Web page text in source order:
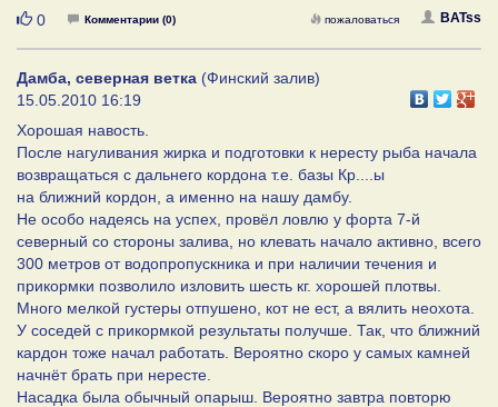
Нравится
0 Комментарии (0) BATss
пожаловаться
Дамба, северная ветка (Финский залив)
15.05.2010 16:19
Хорошая навость.
После нагуливания жирка и подготовки к нересту рыба начала
возвращаться с дальнего кордона т.е. базы Кр....ы
на ближний кордон, а именно на нашу дамбу.
Не особо надеясь на успех, провёл ловлю у форта 7-й
северный со стороны залива, но клевать начало активно, всего
300 метров от водопропускника и при наличии течения и
прикормки позволило изловить шесть кг. хорошей плотвы.
Много мелкой густеры отпушено, кот не ест, а вялить неохота.
У соседей с прикормкой результаты получше. Так, что ближний
кардон тоже начал работать. Вероятно скоро у самых камней
начнёт брать при нересте.
Насадка была обычный опарыш. Вероятно завтра повторю